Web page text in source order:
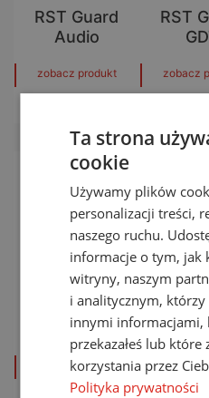
RST Guard
Audio
zobacz produkt
RST
zobacz
RST Guard
xxV HF
zobacz produkt
RST
zobacz
Ta strona
cookie
Używamy plików
personalizacji treści,
naszego ruchu.
informacje o tym, jak
witryny, naszym
i analitycznym, którzy
innymi informacjami,
przekazałeś lub
korzystania przez
Polityka prywatności